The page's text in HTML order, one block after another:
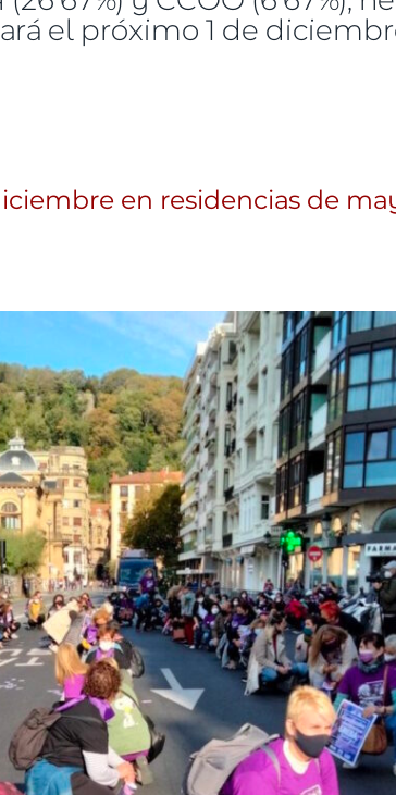
el próximo 1 de
sector de Mayoristas de Pescados y
en residencias de